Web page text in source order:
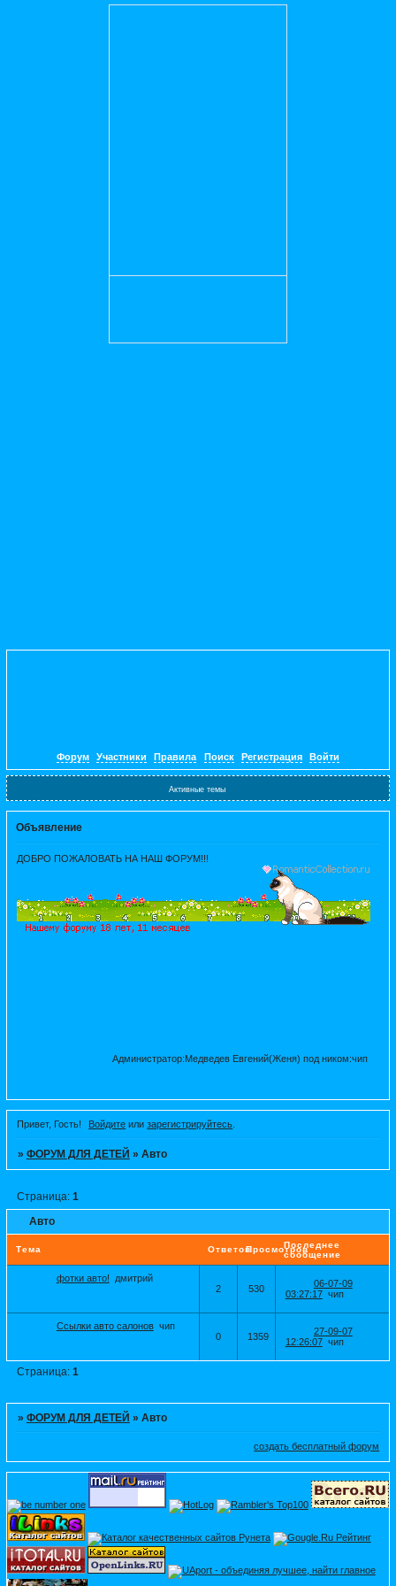
Форум Участники Правила Поиск Регистрация Войти
Активные темы
Объявление
ДОБРО ПОЖАЛОВАТЬ НА НАШ ФОРУМ!!!
Администратор:Медведев Евгений(Женя) под ником:чип
Привет, Гость! Войдите илизарегистрируйтесь
» ФОРУМ ДЛЯ ДЕТЕЙ » Авто
Авто
Страница: 1
Тема ОтветовПросмотровПоследнее
сообщение
фотки авто!
дмитрий
2
530
06-07-09
03:27:17 чип
Ссылки авто салонов чип
0
1359
27-09-07
12:26:07 чип
Страница: 1
» ФОРУМ ДЛЯ ДЕТЕЙ » Авто
создать бесплатный форум